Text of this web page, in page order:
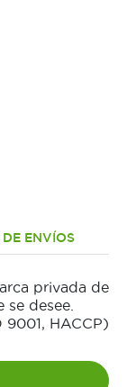
DE ENVÍOS
privada de
desee.
9001, HACCP)